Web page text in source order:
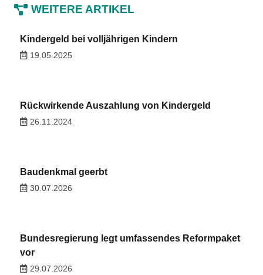
WEITERE ARTIKEL
Kindergeld bei volljährigen Kindern
19.05.2025
Rückwirkende Auszahlung von Kindergeld
26.11.2024
Baudenkmal geerbt
30.07.2026
Bundesregierung legt umfassendes Reformpaket
vor
29.07.2026